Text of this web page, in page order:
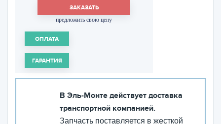
ЗАКАЗАТЬ
предложить свою цену
ОПЛАТА
ГАРАНТИЯ
В Эль-Монте действует доставка
транспортной компанией.
Запчасть поставляется в жесткой